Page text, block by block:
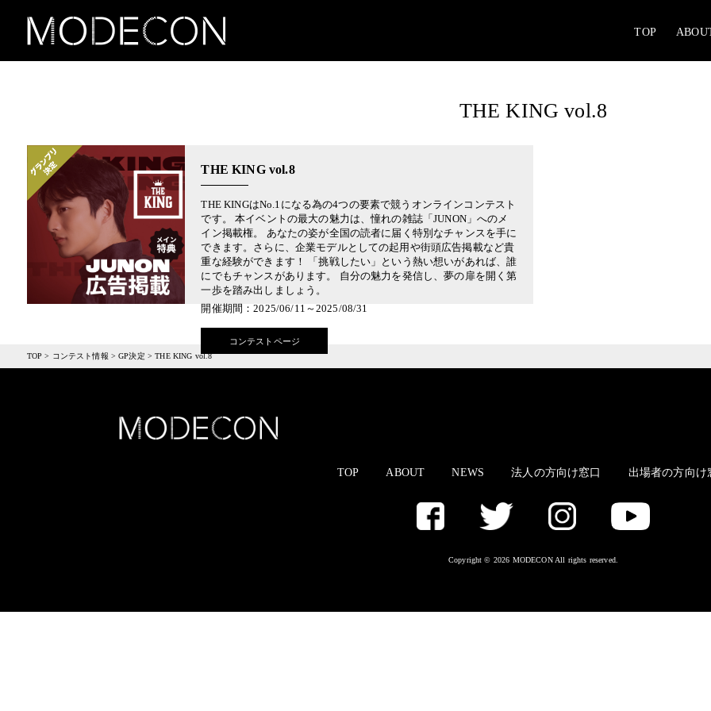
TOP
THE KING vol.8
THE KING vol.8
THE KINGはNo.1になる為の4つの要素で競うオンラインコンテスト
です。 本イベントの最大の魅力は、憧れの雑誌「JUNON」へのメ
イン掲載権。 あなたの姿が全国の読者に届く特別なチャンスを手に
できます。さらに、企業モデルとしての起用や街頭広告掲載など貴
重な経験ができます！ 「挑戦したい」という熱い想いがあれば、誰
にでもチャンスがあります。 自分の魅力を発信し、夢の扉を開く第
一歩を踏み出しましょう。
開催期間：2025/06/11～2025/08/31
コンテストページ
TOP > コンテスト情報 >GP決定 >THE KING vol.8
TOP ABOUT NEWS 法人の方向け窓口 出場者の方向け
Copyright © 2026 MODECON All rights reserved.